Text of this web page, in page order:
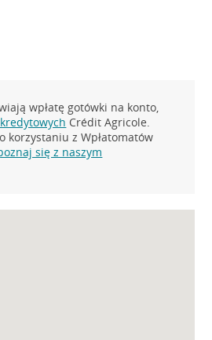
wpłatę gotówki na konto,
Crédit Agricole.
korzystaniu z Wpłatomatów
się z naszym